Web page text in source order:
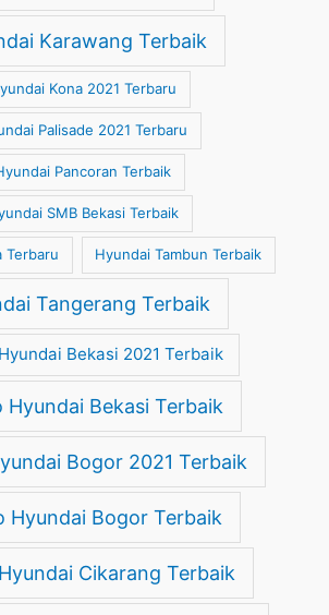
Karawang Terbaik
Kona 2021 Terbaru
Palisade 2021 Terbaru
Pancoran Terbaik
SMB Bekasi Terbaik
Terbaru Hyundai Tambun Terbaik
Tangerang Terbaik
Bekasi 2021 Terbaik
Hyundai Bekasi Terbaik
Bogor 2021 Terbaik
Hyundai Bogor Terbaik
Cikarang Terbaik